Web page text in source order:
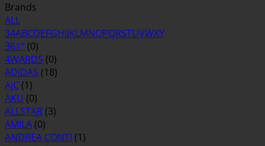
Brands
ALL
34ABCDEFGHIJKLMNOPQRSTUVWXY
361° (0)
4WARDS (0)
ADIDAS (18)
AjC (1)
AKU (0)
ALLSTAR (3)
AMILA (0)
ANDREA CONTI (1)